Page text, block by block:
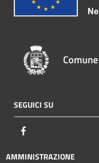
SEGUICI SU
AMMINISTRAZIONE